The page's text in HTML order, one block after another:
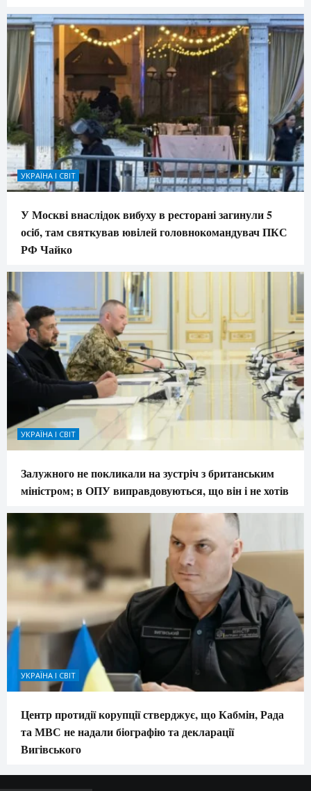
УКРАЇНА І СВІТ
У Москві внаслідок вибуху в ресторані загинули 5
осіб, там святкував ювілей головнокомандувач ПКС
РФ Чайко
УКРАЇНА І СВІТ
Залужного не покликали на зустріч з британським
міністром; в ОПУ виправдовуються, що він і не хотів
УКРАЇНА І СВІТ
Центр протидії корупції стверджує, що Кабмін, Рада
та МВС не надали біографію та декларації
Вигівського